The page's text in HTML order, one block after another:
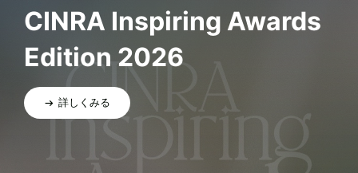
CINRA Inspiring Awards
Edition 2026
詳しくみる